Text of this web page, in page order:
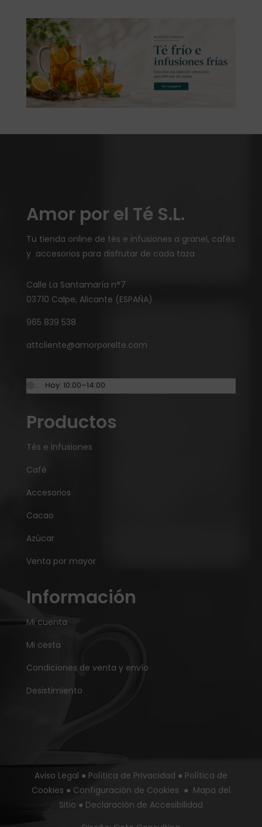
Amor por el Té S.L.
Tu tienda online de tés e infusiones a granel, cafés
y accesorios para disfrutar de cada taza
Calle La Santamaría n°7
03710 Calpe, Alicante (ESPAÑA)
965 839 538
attcliente@amorporelte.com
… · Hoy: 10:00–14:00
Productos
Tés e Infusiones
Café
Accesorios
Cacao
Azúcar
Venta por mayor
Información
Mi cuenta
Mi cesta
Condiciones de venta y envío
Desistimiento
Aviso Legal ● Política de Privacidad ● Política de
Cookies ● Configuración de Cookies ● Mapa del
Sitio ● Declaración de Accesibilidad